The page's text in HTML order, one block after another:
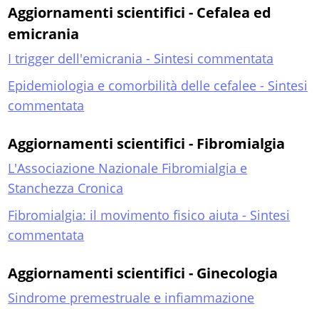
Aggiornamenti scientifici - Cefalea ed
emicrania
I trigger dell'emicrania - Sintesi commentata
Epidemiologia e comorbilità delle cefalee - Sintesi
commentata
Aggiornamenti scientifici - Fibromialgia
L'Associazione Nazionale Fibromialgia e
Stanchezza Cronica
Fibromialgia: il movimento fisico aiuta - Sintesi
commentata
Aggiornamenti scientifici - Ginecologia
Sindrome premestruale e infiammazione